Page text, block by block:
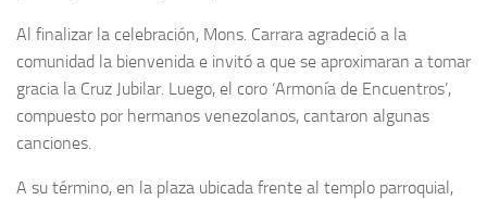
Al finalizar la celebración, Mons. Carrara agradeció a la
comunidad la bienvenida e invitó a que se aproximaran a tomar
gracia la Cruz Jubilar. Luego, el coro ‘Armonía de Encuentros’,
compuesto por hermanos venezolanos, cantaron algunas
canciones.
A su término, en la plaza ubicada frente al templo parroquial,